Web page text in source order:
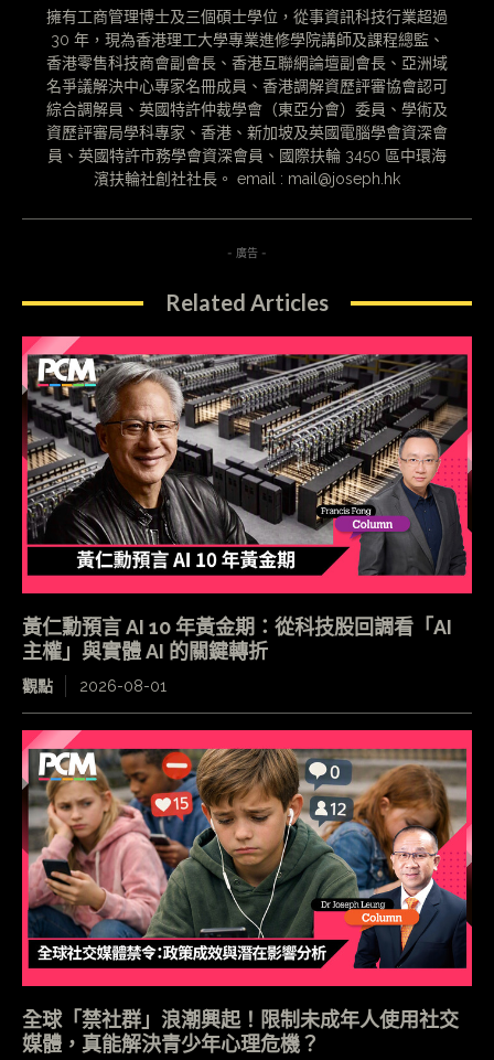
擁有工商管理博士及三個碩士學位，從事資訊科技行業超過
30 年，現為香港理工大學專業進修學院講師及課程總監、
香港零售科技商會副會長、香港互聯網論壇副會長、亞洲域
名爭議解決中心專家名冊成員、香港調解資歷評審協會認可
綜合調解員、英國特許仲裁學會（東亞分會）委員、學術及
資歷評審局學科專家、香港、新加坡及英國電腦學會資深會
員、英國特許市務學會資深會員、國際扶輪 3450 區中環海
濱扶輪社創社社長。 email : mail@joseph.hk
- 廣告 -
Related Articles
黃仁勳預言 AI 10 年黃金期：從科技股回調看「AI
主權」與實體 AI 的關鍵轉折
觀點 2026-08-01
全球「禁社群」浪潮興起！限制未成年人使用社交
媒體，真能解決青少年心理危機？